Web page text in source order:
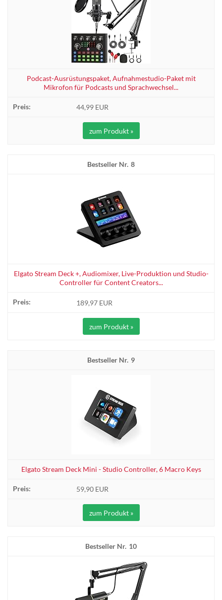
Podcast-Ausrüstungspaket, Aufnahmestudio-Paket mit
Mikrofon für Podcasts und Sprachwechsel...
44,99 EUR
zum Produkt »
8
Elgato Stream Deck +, Audiomixer, Live-Produktion und Studio-
Controller für Content Creators...
189,97 EUR
zum Produkt »
9
Elgato Stream Deck Mini - Studio Controller, 6 Macro Keys
59,90 EUR
zum Produkt »
10